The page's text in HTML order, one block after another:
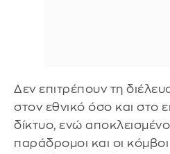
Δεν επιτρέπουν τη
στον εθνικό όσο και στο
δίκτυο, ενώ
παράδρομοι και οι